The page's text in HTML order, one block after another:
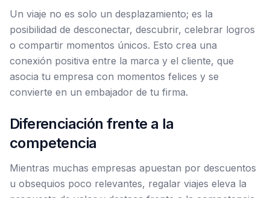
Un viaje no es solo un desplazamiento; es la
posibilidad de desconectar, descubrir, celebrar logros
o compartir momentos únicos. Esto crea una
conexión positiva entre la marca y el cliente, que
asocia tu empresa con momentos felices y se
convierte en un embajador de tu firma.
Diferenciación frente a la
competencia
Mientras muchas empresas apuestan por descuentos
u obsequios poco relevantes, regalar viajes eleva la